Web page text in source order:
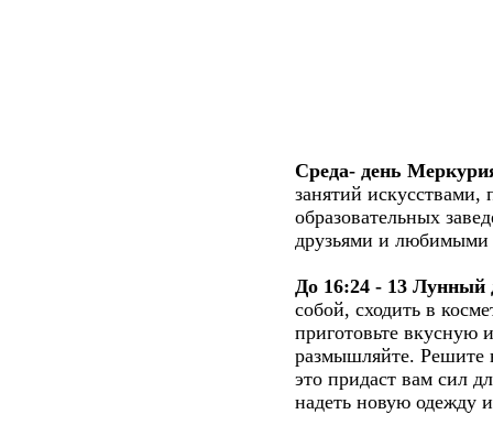
Среда- день
занятий
образовательных
друзьями и
До 16:24- 13 Лунный
собой, сходить в
приготовьте вкусную
размышляйте. Решите
это придаст вам сил
надеть новую одежду